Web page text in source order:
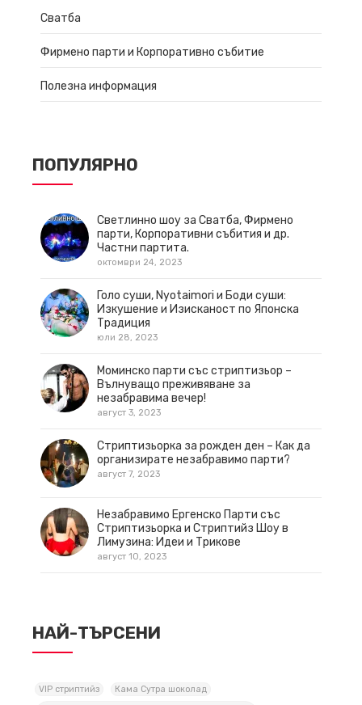
Сватба
Фирмено парти и Корпоративно събитие
Полезна информация
ПОПУЛЯРНО
Светлинно шоу за Сватба, Фирмено
парти, Корпоративни събития и др.
Частни партита.
октомври 24, 2023
Голо суши, Nyotaimori и Боди суши:
Изкушение и Изисканост по Японска
Традиция
юли 28, 2023
Моминско парти със стриптизьор –
Вълнуващо преживяване за
незабравима вечер!
август 3, 2023
Стриптизьорка за рожден ден – Как да
организирате незабравимо парти?
август 7, 2023
Незабравимо Ергенско Парти със
Стриптизьорка и Стриптийз Шоу в
Лимузина: Идеи и Трикове
август 10, 2023
НАЙ-ТЪРСЕНИ
VIP стриптийз Кама Сутра шоколад